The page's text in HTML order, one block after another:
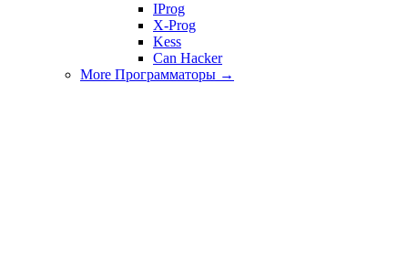
IProg
X-Prog
Kess
Can Hacker
More Программаторы →